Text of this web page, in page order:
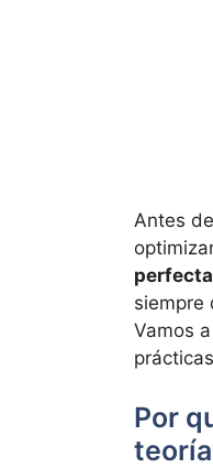
Antes
siempre
Vamos
Por